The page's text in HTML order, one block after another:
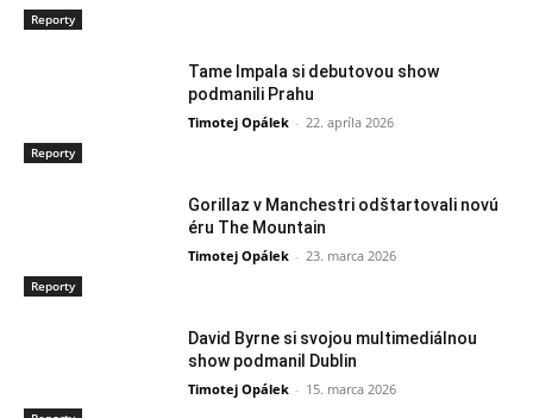
Reporty
Reporty
Tame Impala si debutovou show
podmanili Prahu
Timotej Opálek - 22. apríla 2026
Reporty
Gorillaz v Manchestri odštartovali novú
éru The Mountain
Timotej Opálek - 23. marca 2026
David Byrne si svojou multimediálnou
show podmanil Dublin
Timotej Opálek - 15. marca 2026